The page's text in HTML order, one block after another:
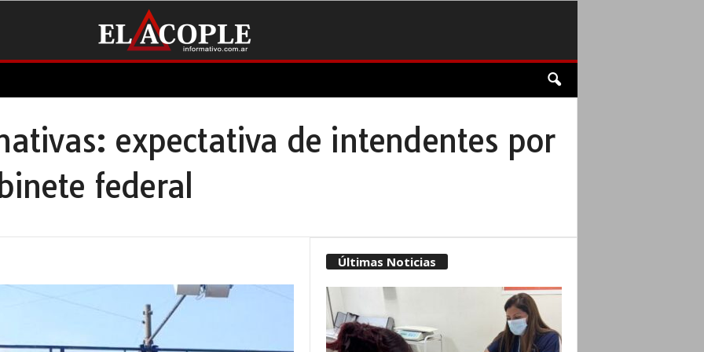
expectativa de intendentes por
federal
Últimas Noticias